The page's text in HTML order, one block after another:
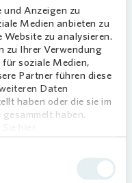
und Anzeigen zu
Medien anbieten zu
zu analysieren.
zu Ihrer Verwendung
soziale Medien,
Partner führen diese
Daten
haben oder die sie im
haben.
benötigten
flossen sowohl
Mieter als auch
Stadt Darmstadt
die Stadt
guten
Ziele hatten und